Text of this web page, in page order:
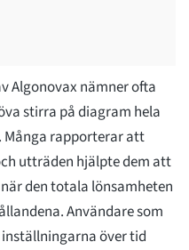
Algonovax nämner ofta
stirra på diagram hela
rapporterar att
utträden hjälpte dem att
den totala lönsamheten
Användare som
över tid